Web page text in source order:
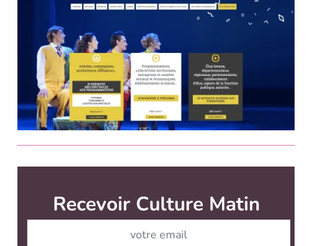
Culture Matin est édité par
News Tank Culture